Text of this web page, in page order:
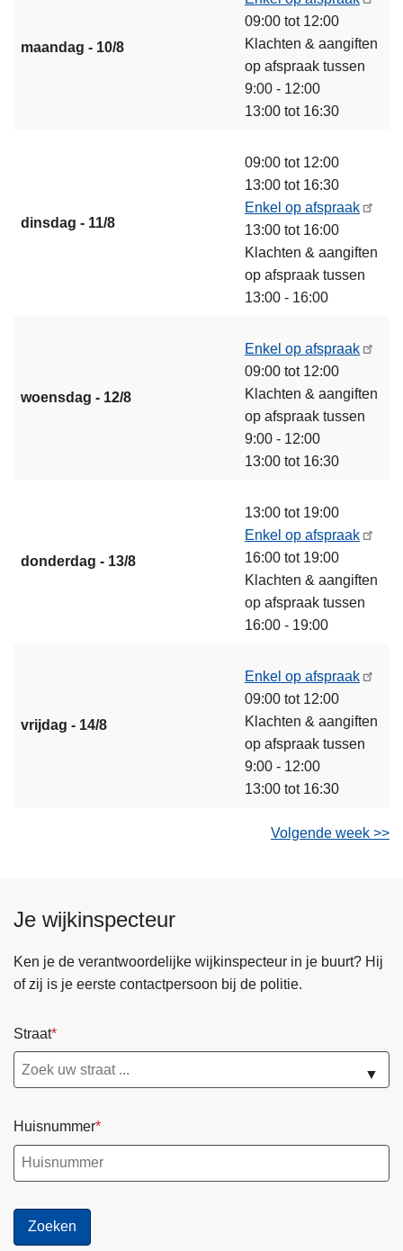
maandag - 10/8
09:00 tot 12:00
Klachten & aangiften
op afspraak tussen
9:00 - 12:00
13:00 tot 16:30
dinsdag - 11/8
09:00 tot 12:00
13:00 tot 16:30
Enkel op afspraak
13:00 tot 16:00
Klachten & aangiften
op afspraak tussen
13:00 - 16:00
woensdag - 12/8
Enkel op afspraak
09:00 tot 12:00
Klachten & aangiften
op afspraak tussen
9:00 - 12:00
13:00 tot 16:30
donderdag - 13/8
13:00 tot 19:00
Enkel op afspraak
16:00 tot 19:00
Klachten & aangiften
op afspraak tussen
16:00 - 19:00
vrijdag - 14/8
Enkel op afspraak
09:00 tot 12:00
Klachten & aangiften
op afspraak tussen
9:00 - 12:00
13:00 tot 16:30
Volgende week >>
Je wijkinspecteur
Ken je de verantwoordelijke wijkinspecteur in je buurt? Hij
of zij is je eerste contactpersoon bij de politie.
Straat
▼
Huisnummer